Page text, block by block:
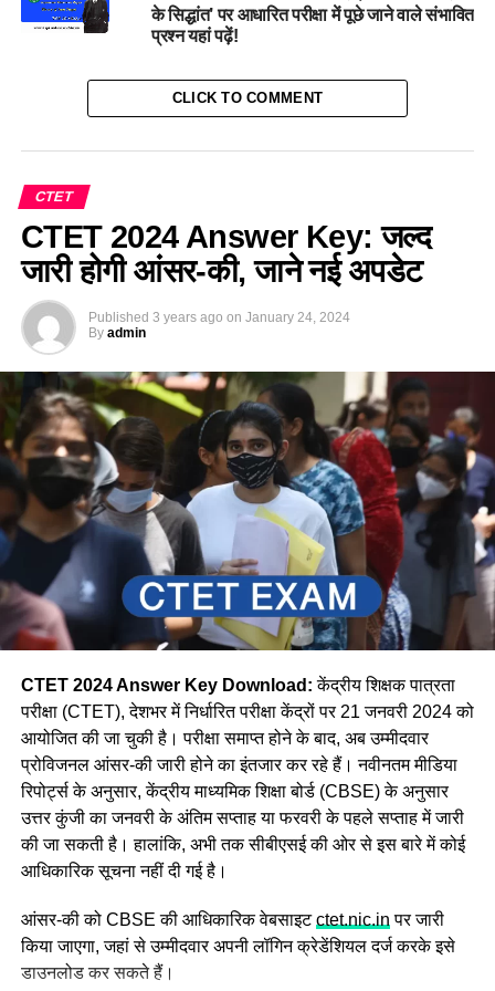
के सिद्धांत’ पर आधारित परीक्षा में पूछे जाने वाले संभावित
प्रश्न यहां पढ़ें!
CLICK TO COMMENT
CTET
CTET 2024 Answer Key: जल्द
जारी होगी आंसर-की, जाने नई अपडेट
Published 3 years ago on January 24, 2024
By admin
CTET 2024 Answer Key Download:केंद्रीय शिक्षक पात्रता
परीक्षा (CTET), देशभर में निर्धारित परीक्षा केंद्रों पर 21 जनवरी 2024 को
आयोजित की जा चुकी है। परीक्षा समाप्त होने के बाद, अब उम्मीदवार
प्रोविजनल आंसर-की जारी होने का इंतजार कर रहे हैं। नवीनतम मीडिया
रिपोर्ट्स के अनुसार, केंद्रीय माध्यमिक शिक्षा बोर्ड (CBSE) के अनुसार
उत्तर कुंजी का जनवरी के अंतिम सप्ताह या फरवरी के पहले सप्ताह में जारी
की जा सकती है। हालांकि, अभी तक सीबीएसई की ओर से इस बारे में कोई
आधिकारिक सूचना नहीं दी गई है।
आंसर-की को CBSE की आधिकारिक वेबसाइटctet.nic.in पर जारी
किया जाएगा, जहां से उम्मीदवार अपनी लॉगिन क्रेडेंशियल दर्ज करके इसे
डाउनलोड कर सकते हैं।